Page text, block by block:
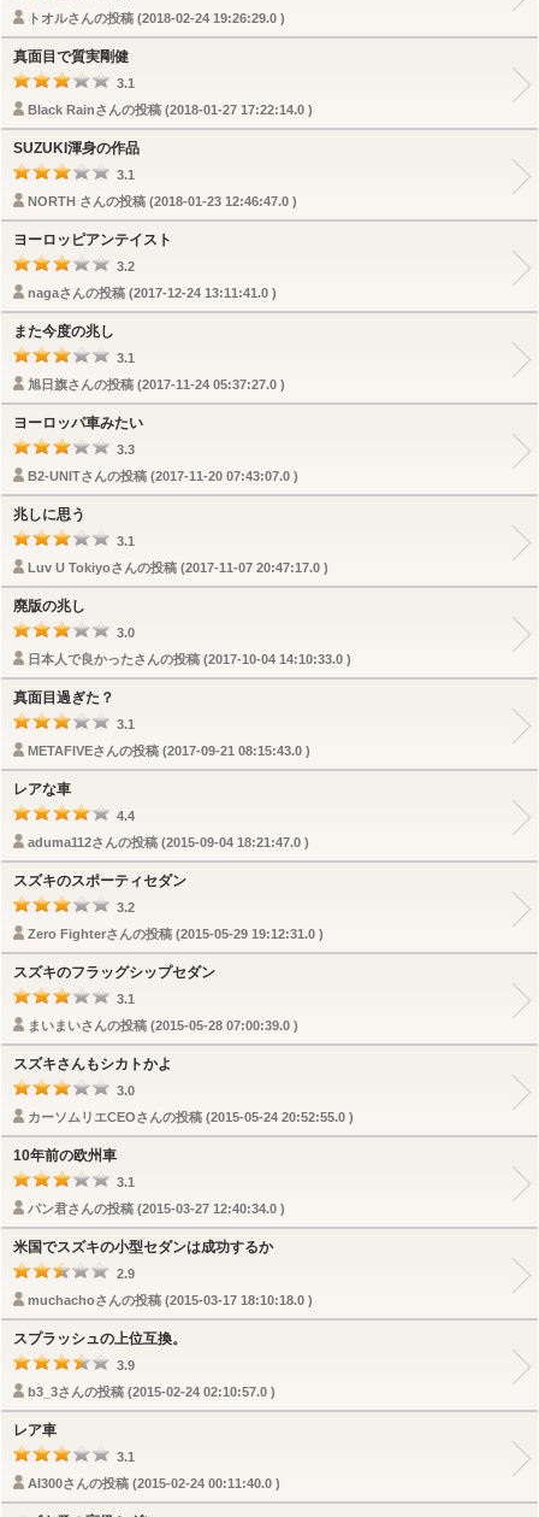
トオルさんの投稿 (2018-02-24 19:26:29.0 )
真面目で質実剛健
3.1
Black Rainさんの投稿 (2018-01-27 17:22:14.0 )
SUZUKI渾身の作品
3.1
NORTH さんの投稿 (2018-01-23 12:46:47.0 )
ヨーロッピアンテイスト
3.2
nagaさんの投稿 (2017-12-24 13:11:41.0 )
また今度の兆し
3.1
旭日旗さんの投稿 (2017-11-24 05:37:27.0 )
ヨーロッパ車みたい
3.3
B2-UNITさんの投稿 (2017-11-20 07:43:07.0 )
兆しに思う
3.1
Luv U Tokiyoさんの投稿 (2017-11-07 20:47:17.0 )
廃版の兆し
3.0
日本人で良かったさんの投稿 (2017-10-04 14:10:33.0 )
真面目過ぎた？
3.1
METAFIVEさんの投稿 (2017-09-21 08:15:43.0 )
レアな車
4.4
aduma112さんの投稿 (2015-09-04 18:21:47.0 )
スズキのスポーティセダン
3.2
Zero Fighterさんの投稿 (2015-05-29 19:12:31.0 )
スズキのフラッグシップセダン
3.1
まいまいさんの投稿 (2015-05-28 07:00:39.0 )
スズキさんもシカトかよ
3.0
カーソムリエCEOさんの投稿 (2015-05-24 20:52:55.0 )
10年前の欧州車
3.1
パン君さんの投稿 (2015-03-27 12:40:34.0 )
米国でスズキの小型セダンは成功するか
2.9
muchachoさんの投稿 (2015-03-17 18:10:18.0 )
スプラッシュの上位互換。
3.9
b3_3さんの投稿 (2015-02-24 02:10:57.0 )
レア車
3.1
AI300さんの投稿 (2015-02-24 00:11:40.0 )